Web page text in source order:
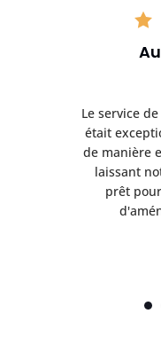
Le service
était
de manière
laissant
prêt